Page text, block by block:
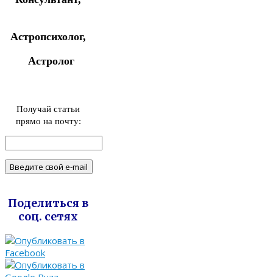
Астропсихолог,
Астролог
Получай статьи
прямо на почту:
Поделиться в
соц. сетях